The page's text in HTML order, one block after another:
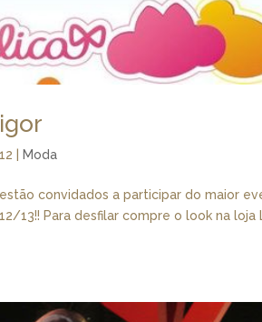
Moda
convidados a participar do maior
13!! Para desfilar compre o look na loja